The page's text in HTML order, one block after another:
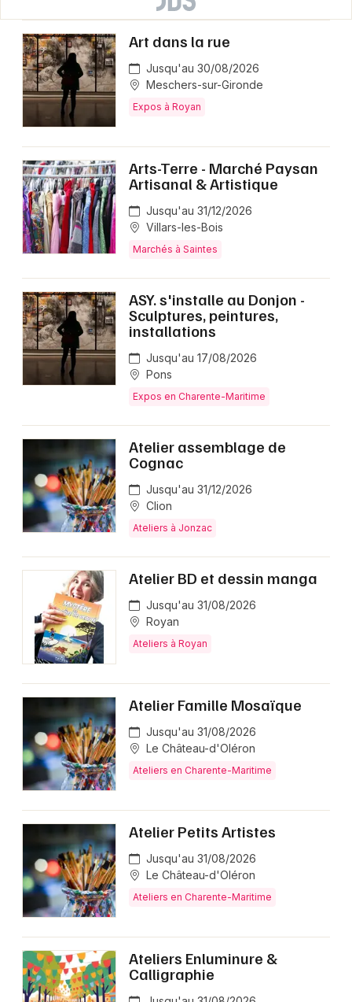
Art dans la rue
Jusqu'au 30/08/2026
Meschers-sur-Gironde
Expos à Royan
Arts-Terre - Marché Paysan
Artisanal & Artistique
Jusqu'au 31/12/2026
Villars-les-Bois
Marchés à Saintes
ASY. s'installe au Donjon -
Sculptures, peintures,
installations
Jusqu'au 17/08/2026
Pons
Expos en Charente-Maritime
Atelier assemblage de
Cognac
Jusqu'au 31/12/2026
Clion
Ateliers à Jonzac
Atelier BD et dessin manga
Jusqu'au 31/08/2026
Royan
Ateliers à Royan
Atelier Famille Mosaïque
Jusqu'au 31/08/2026
Le Château-d'Oléron
Ateliers en Charente-Maritime
Atelier Petits Artistes
Jusqu'au 31/08/2026
Le Château-d'Oléron
Ateliers en Charente-Maritime
Ateliers Enluminure &
Calligraphie